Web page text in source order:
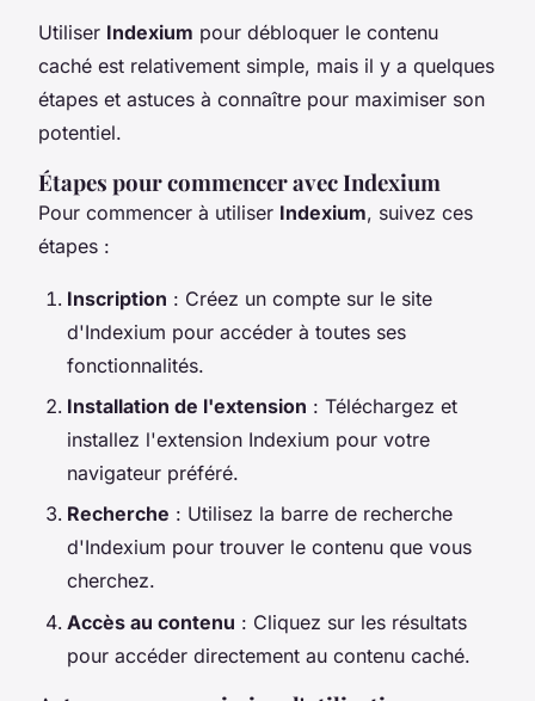
Utiliser Indexium pour débloquer le contenu
caché est relativement simple, mais il y a quelques
étapes et astuces à connaître pour maximiser son
potentiel.
Étapes pour commencer avec Indexium
Pour commencer à utiliser Indexium, suivez ces
étapes :
Inscription : Créez un compte sur le site
d'Indexium pour accéder à toutes ses
fonctionnalités.
Installation de l'extension : Téléchargez et
installez l'extension Indexium pour votre
navigateur préféré.
Recherche : Utilisez la barre de recherche
d'Indexium pour trouver le contenu que vous
cherchez.
Accès au contenu : Cliquez sur les résultats
pour accéder directement au contenu caché.